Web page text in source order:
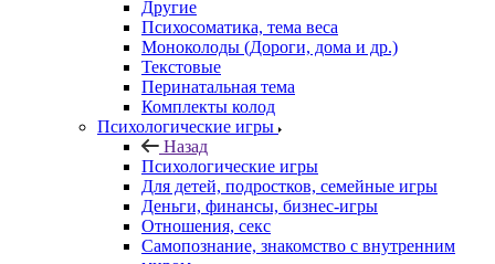
Другие
Психосоматика, тема веса
Моноколоды (Дороги, дома и др.)
Текстовые
Перинатальная тема
Комплекты колод
Психологические игры
Назад
Психологические игры
Для детей, подростков, семейные игры
Деньги, финансы, бизнес-игры
Отношения, секс
Самопознание, знакомство с внутренним